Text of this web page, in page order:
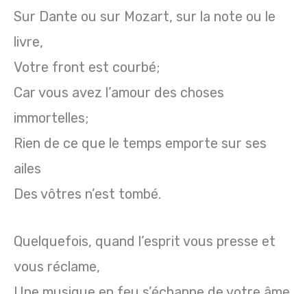
Sur Dante ou sur Mozart, sur la note ou le
livre,
Votre front est courbé;
Car vous avez l’amour des choses
immortelles;
Rien de ce que le temps emporte sur ses
ailes
Des vôtres n’est tombé.
Quelquefois, quand l’esprit vous presse et
vous réclame,